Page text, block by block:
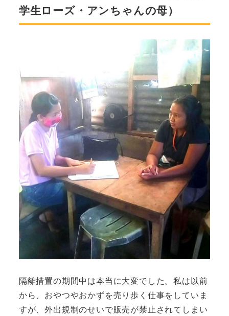
学生ローズ・アンちゃんの母）
隔離措置の期間中は本当に大変でした。私は以前
から、おやつやおかずを売り歩く仕事をしていま
すが、外出規制のせいで販売が禁止されてしまい